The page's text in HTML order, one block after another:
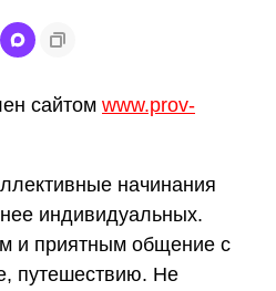
сайтом www.prov-
начинания
индивидуальных.
и приятным общение с
путешествию. Не